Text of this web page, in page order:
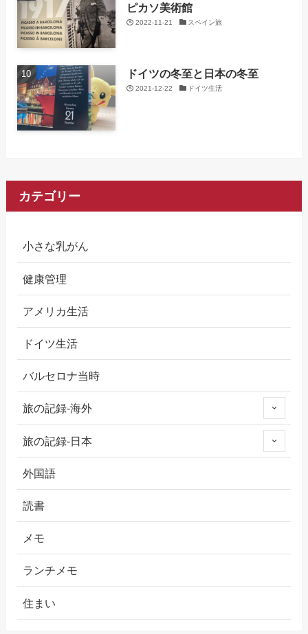
ピカソ美術館
2022-11-21 スペイン旅
ドイツの冬至と日本の冬至
2021-12-22 ドイツ生活
カテゴリー
小さな乳がん
健康管理
アメリカ生活
ドイツ生活
バルセロナ当時
旅の記録-海外
旅の記録-日本
外国語
読書
メモ
ランチメモ
住まい